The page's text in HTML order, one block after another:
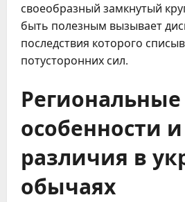
своеобразный замкнутый
быть полезным вызывает
последствия которого
потусторонних сил.
Региональные
особенности и
различия в
обычаях